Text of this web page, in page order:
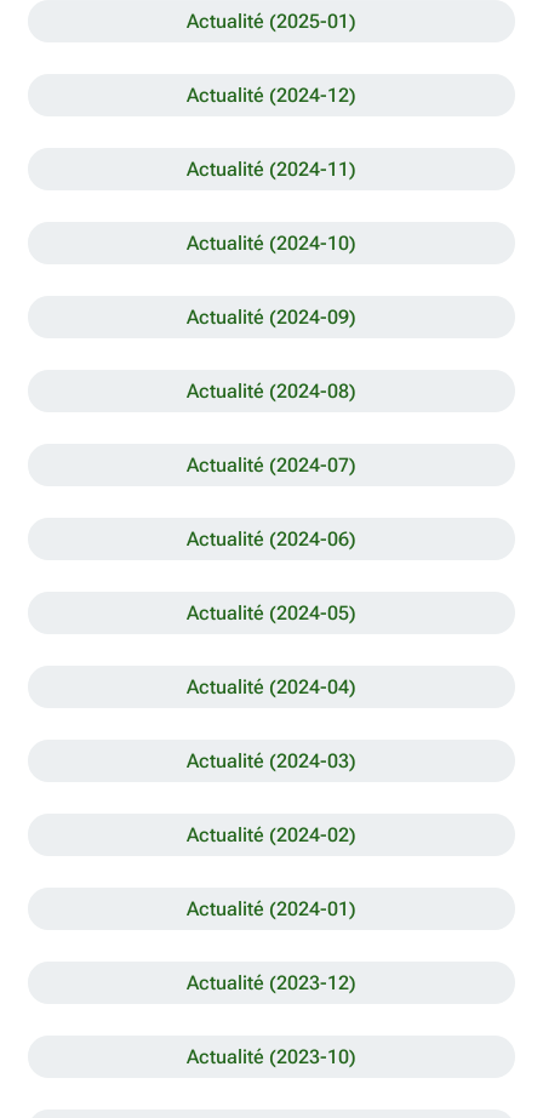
Actualité (2025-01)
Actualité (2024-12)
Actualité (2024-11)
Actualité (2024-10)
Actualité (2024-09)
Actualité (2024-08)
Actualité (2024-07)
Actualité (2024-06)
Actualité (2024-05)
Actualité (2024-04)
Actualité (2024-03)
Actualité (2024-02)
Actualité (2024-01)
Actualité (2023-12)
Actualité (2023-10)